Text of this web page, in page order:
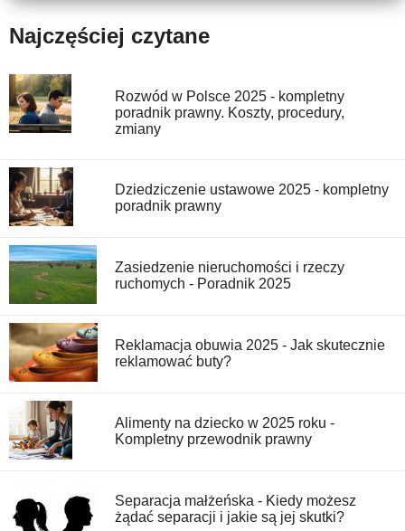
Najczęściej czytane
Rozwód w Polsce 2025 - kompletny
poradnik prawny. Koszty, procedury,
zmiany
Dziedziczenie ustawowe 2025 - kompletny
poradnik prawny
Zasiedzenie nieruchomości i rzeczy
ruchomych - Poradnik 2025
Reklamacja obuwia 2025 - Jak skutecznie
reklamować buty?
Alimenty na dziecko w 2025 roku -
Kompletny przewodnik prawny
Separacja małżeńska - Kiedy możesz
żądać separacji i jakie są jej skutki?